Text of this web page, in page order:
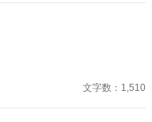
ありがたいです。 なお、いただ
サイトにも掲載します。本文に
欄にその旨あわせて明記して
文字数：1,510